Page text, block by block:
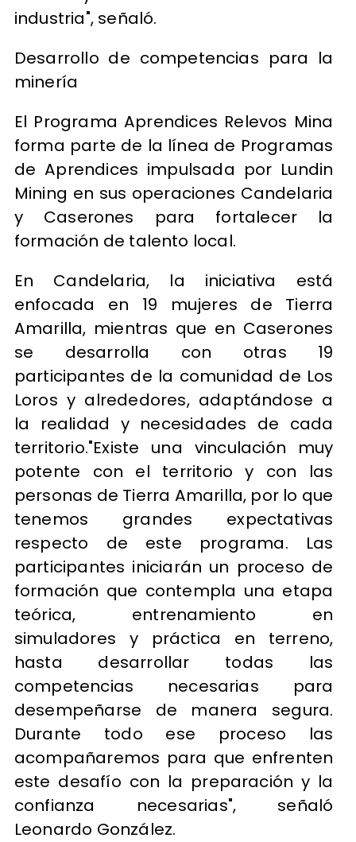
industria", señaló.
Desarrollo de competencias para la
minería
El Programa Aprendices Relevos Mina
forma parte de la línea de Programas
de Aprendices impulsada por Lundin
Mining en sus operaciones Candelaria
y Caserones para fortalecer la
formación de talento local.
En Candelaria, la iniciativa está
enfocada en 19 mujeres de Tierra
Amarilla, mientras que en Caserones
se desarrolla con otras 19
participantes de la comunidad de Los
Loros y alrededores, adaptándose a
la realidad y necesidades de cada
territorio."Existe una vinculación muy
potente con el territorio y con las
personas de Tierra Amarilla, por lo que
tenemos grandes expectativas
respecto de este programa. Las
participantes iniciarán un proceso de
formación que contempla una etapa
teórica, entrenamiento en
simuladores y práctica en terreno,
hasta desarrollar todas las
competencias necesarias para
desempeñarse de manera segura.
Durante todo ese proceso las
acompañaremos para que enfrenten
este desafío con la preparación y la
confianza necesarias", señaló
Leonardo González.